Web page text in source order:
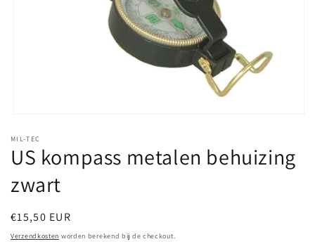
openen
in
modaal
MIL-TEC
US kompass metalen behuizing
zwart
Normale
prijs
€15,50 EUR
Verzendkosten worden berekend bij de checkout.